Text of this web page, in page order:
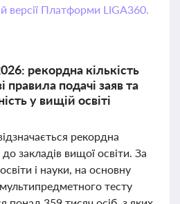
версії Платформи LIGA360.
рекордна кількість
подачі заяв та
у вищій освіті
рекордна
до закладів вищої освіти. За
і науки, на основну
тесту